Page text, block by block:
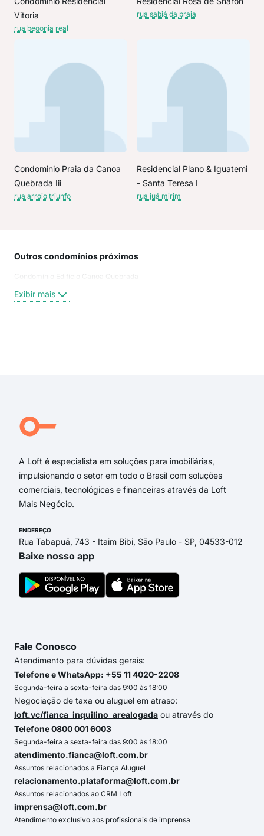
Vitoria
rua begonia real
rua sabiá da praia
Condominio Praia da Canoa
Quebrada Iii
rua arroio triunfo
Residencial Plano & Iguatemi
- Santa Teresa I
rua juá mirim
Outros condomínios próximos
Condominio Edificio Canoa Quebrada
Exibir mais
A Loft é especialista em soluções para imobiliárias,
impulsionando o setor em todo o Brasil com soluções
comerciais, tecnológicas e financeiras através da Loft
Mais Negócio.
ENDEREÇO
Rua Tabapuã, 743 - Itaim Bibi, São Paulo - SP, 04533-012
Baixe nosso app
Fale Conosco
Atendimento para dúvidas gerais:
Telefone e WhatsApp: +55 11 4020-2208
Segunda-feira a sexta-feira das 9:00 às 18:00
Negociação de taxa ou aluguel em atraso:
loft.vc/fianca_inquilino_arealogada ou através do
Telefone 0800 001 6003
Segunda-feira a sexta-feira das 9:00 às 18:00
atendimento.fianca@loft.com.br
Assuntos relacionados a Fiança Aluguel
relacionamento.plataforma@loft.com.br
Assuntos relacionados ao CRM Loft
imprensa@loft.com.br
Atendimento exclusivo aos profissionais de imprensa